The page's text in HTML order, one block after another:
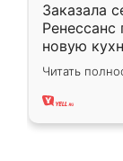
Заказала
Ренессанс
новую
вполне
два года,
Читать